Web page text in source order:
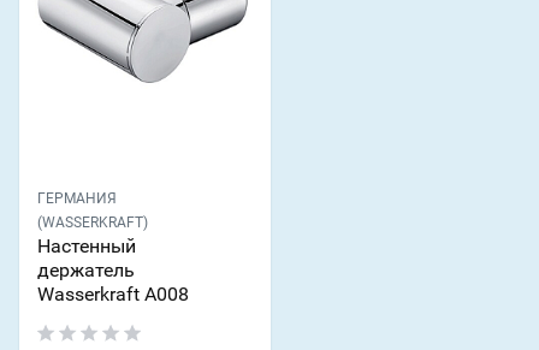
ГЕРМАНИЯ
(WASSERKRAFT)
Настенный
держатель
Wasserkraft A008